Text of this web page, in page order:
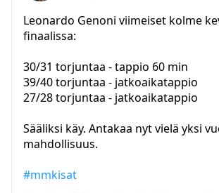
Leonardo Genoni viimeiset kolme
finaalissa:
30/31 torjuntaa - tappio 60 min
39/40 torjuntaa - jatkoaikatappio
27/28 torjuntaa - jatkoaikatappio
Sääliksi käy. Antakaa nyt vielä yksi
mahdollisuus.
#mmkisat